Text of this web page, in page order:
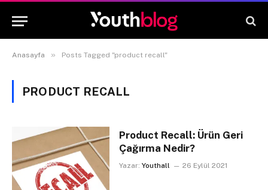
Anasayfa » Posts Tagged "product recall"
PRODUCT RECALL
Product Recall: Ürün Geri
Çağırma Nedir?
Yazar: Youthall 26 Eylül 2021